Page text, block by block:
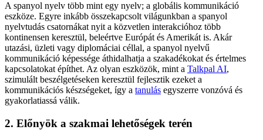
A spanyol nyelv több mint egy nyelv; a globális kommunikáció
eszköze. Egyre inkább összekapcsolt világunkban a spanyol
nyelvtudás csatornákat nyit a közvetlen interakcióhoz több
kontinensen keresztül, beleértve Európát és Amerikát is. Akár
utazási, üzleti vagy diplomáciai céllal, a spanyol nyelvű
kommunikáció képessége áthidalhatja a szakadékokat és értelmes
kapcsolatokat építhet. Az olyan eszközök, mint a Talkpal AI,
szimulált beszélgetéseken keresztül fejlesztik ezeket a
kommunikációs készségeket, így a tanulás egyszerre vonzóvá és
gyakorlatiassá válik.
2. Előnyök a szakmai lehetőségek terén